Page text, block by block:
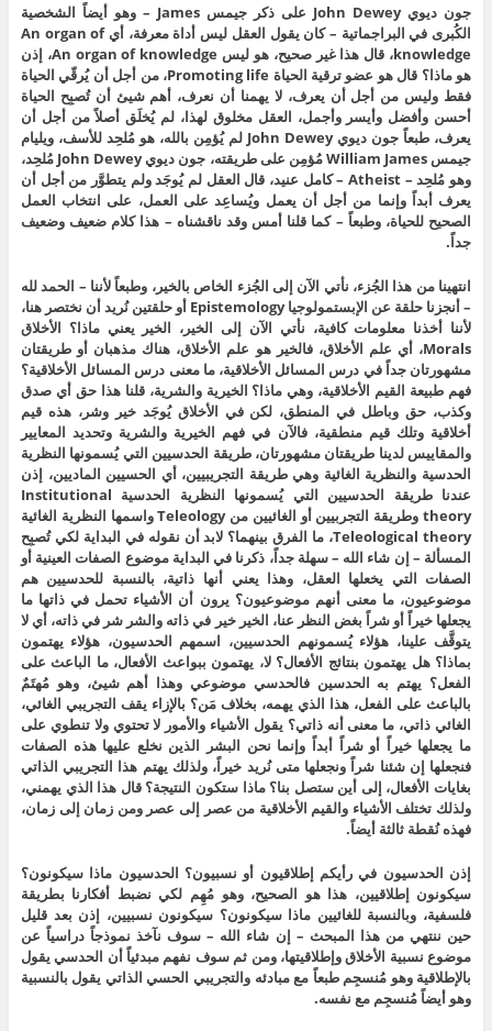
جون ديوي John Dewey على ذكر جيمس James – وهو أيضاً الشخصية
الكُبرى في البراجماتية – كان يقول العقل ليس أداة معرفة، أي An organ of
knowledge، قال هذا غير صحيح، هو ليس An organ of knowledge، إذن
هو ماذا؟ قال هو عضو ترقية الحياة Promoting life، من أجل أن يُرقّي الحياة
فقط وليس من أجل أن يعرف، لا يهمنا أن نعرف، أهم شيئ أن تُصبِح الحياة
أحسن وأفضل وأيسر وأجمل، العقل مخلوق لهذا، لم يُخلَق أصلاً من أجل أن
يعرف، طبعاً جون ديوي John Dewey لم يُؤمِن بالله، هو مُلحِد للأسف، ويليام
جيمس William James مُؤمِن على طريقته، جون ديوي John Dewey مُلحِد،
وهو مُلحِد – Atheist – كامل عنيد، قال العقل لم يُوجَد ولم يتطوَّر من أجل أن
يعرف أبداً وإنما من أجل أن يعمل ويُساعِد على العمل، على انتخاب العمل
الصحيح للحياة، وطبعاً – كما قلنا أمس وقد ناقشناه – هذا كلام ضعيف وضعيف
جداً.
انتهينا من هذا الجُزء، نأتي الآن إلى الجُزء الخاص بالخير، وطبعاً لأننا – الحمد لله
– أنجزنا حلقة عن الإبستمولوجيا Epistemology أو حلقتين نُريد أن نختصر هنا،
لأننا أخذنا معلومات كافية، نأتي الآن إلى الخير، الخير يعني ماذا؟ الأخلاق
Morals، أي علم الأخلاق، فالخير هو علم الأخلاق، هناك مذهبان أو طريقتان
مشهورتان جداً في درس المسائل الأخلاقية، ما معنى درس المسائل الأخلاقية؟
فهم طبيعة القيم الأخلاقية، وهي ماذا؟ الخيرية والشرية، قلنا هذا حق أي صدق
وكذب، حق وباطل في المنطق، لكن في الأخلاق يُوجَد خير وشر، هذه قيم
أخلاقية وتلك قيم منطقية، فالآن في فهم الخيرية والشرية وتحديد المعايير
والمقاييس لدينا طريقتان مشهورتان، طريقة الحدسيين التي يُسمونها النظرية
الحدسية والنظرية الغائية وهي طريقة التجريبيين، أي الحسيين الماديين، إذن
عندنا طريقة الحدسيين التي يُسمونها النظرية الحدسية Institutional
theory وطريقة التجربيين أو الغائيين من Teleology واسمها النظرية الغائية
Teleological theory، ما الفرق بينهما؟ لابد أن نقوله في البداية لكي تُصبِح
المسألة – إن شاء الله – سهلة جداً، ذكرنا في البداية موضوع الصفات العينية أو
الصفات التي يخعلها العقل، وهذا يعني أنها ذاتية، بالنسبة للحدسيين هم
موضوعيون، ما معنى أنهم موضوعيون؟ يرون أن الأشياء تحمل في ذاتها ما
يجعلها خيراً أو شراً بغض النظر عنا، الخير خير في ذاته والشر شر في ذاته، أي لا
يتوقَّف علينا، هؤلاء يُسمونهم الحدسيين، اسمهم الحدسيون، هؤلاء يهتمون
بماذا؟ هل يهتمون بنتائج الأفعال؟ لا، يهتمون ببواعث الأفعال، ما الباعث على
الفعل؟ يهتم به الحدسين فالحدسي موضوعي وهذا أهم شيئ، وهو مُهتَمٌ
بالباعث على الفعل، هذا الذي يهمه، بخلاف مَن؟ بالإزاء يقف التجريبي الغائي،
الغائي ذاتي، ما معنى أنه ذاتي؟ يقول الأشياء والأمور لا تحتوي ولا تنطوي على
ما يجعلها خيراً أو شراً أبداً وإنما نحن البشر الذين نخلع عليها هذه الصفات
فنجعلها إن شئنا شراً ونجعلها متى نُريد خيراً، ولذلك يهتم هذا التجريبي الذاتي
بغايات الأفعال، إلى أين ستصل بنا؟ ماذا ستكون النتيجة؟ قال هذا الذي يهمني،
ولذلك تختلف الأشياء والقيم الأخلاقية من عصر إلى عصر ومن زمان إلى زمان،
فهذه نُقطة ثالثة أيضاً.
إذن الحدسيون في رأيكم إطلاقيون أو نسبيون؟ الحدسيون ماذا سيكونون؟
سيكونون إطلاقيين، هذا هو الصحيح، وهو مُهِم لكي نضبط أفكارنا بطريقة
فلسفية، وبالنسبة للغائيين ماذا سيكونون؟ سيكونون نسبيين، إذن بعد قليل
حين ننتهي من هذا المبحث – إن شاء الله – سوف نآخذ نموذجاً دراسياً عن
موضوع نسبية الأخلاق وإطلاقيتها، ومن ثم سوف نفهم مبدئياً أن الحدسي يقول
بالإطلاقية وهو مُنسجِم طبعاً مع مبادئه والتجريبي الحسي الذاتي يقول بالنسبية
وهو أيضاً مُنسجِم مع نفسه.